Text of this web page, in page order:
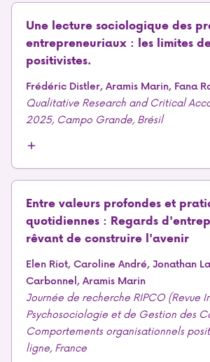
Une lecture sociologique des
entrepreneuriaux : les limites
positivistes.
Frédéric Distler, Aramis Marin, Fana
Qualitative Research and Critical
2025, Campo Grande, Brésil
Entre valeurs profondes et
quotidiennes : Regards
rêvant de construire l'avenir
Elen Riot, Caroline André, Jonathan
Carbonnel, Aramis Marin
Journée de recherche RIPCO (Revue
Psychosociologie et de Gestion des
Comportements organisationnels
ligne, France